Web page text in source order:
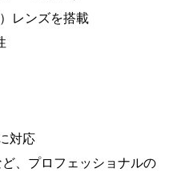
レンズを搭載
対応
、プロフェッショナルの